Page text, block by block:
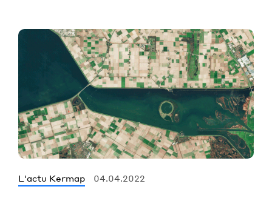
L'actu Kermap 04.04.2022